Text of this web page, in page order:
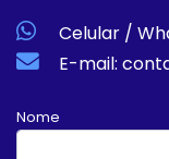
Celular /
E-mail:
Nome